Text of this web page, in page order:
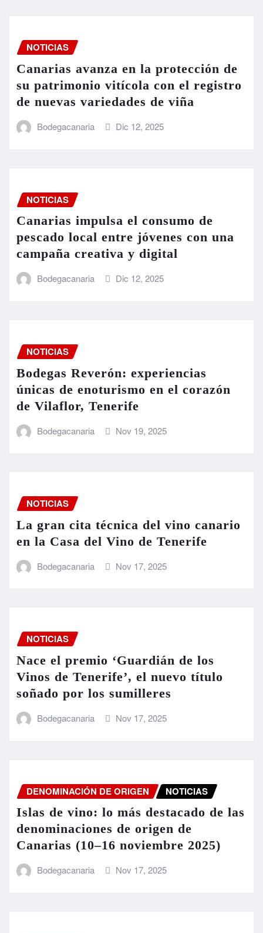
NOTICIAS
Canarias avanza en la protección de
su patrimonio vitícola con el registro
de nuevas variedades de viña
Bodegacanaria Dic 12, 2025
NOTICIAS
Canarias impulsa el consumo de
pescado local entre jóvenes con una
campaña creativa y digital
Bodegacanaria Dic 12, 2025
NOTICIAS
Bodegas Reverón: experiencias
únicas de enoturismo en el corazón
de Vilaflor, Tenerife
Bodegacanaria Nov 19, 2025
NOTICIAS
La gran cita técnica del vino canario
en la Casa del Vino de Tenerife
Bodegacanaria Nov 17, 2025
NOTICIAS
Nace el premio ‘Guardián de los
Vinos de Tenerife’, el nuevo título
soñado por los sumilleres
Bodegacanaria Nov 17, 2025
DENOMINACIÓN DE ORIGEN NOTICIAS
Islas de vino: lo más destacado de las
denominaciones de origen de
Canarias (10–16 noviembre 2025)
Bodegacanaria Nov 17, 2025